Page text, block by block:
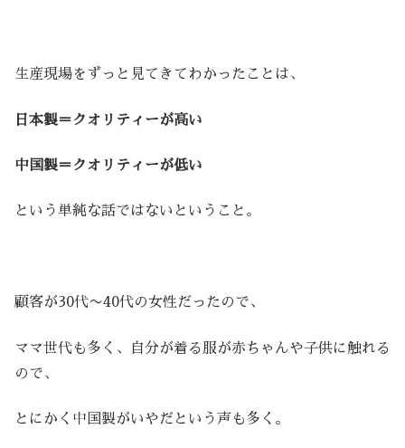
生産現場をずっと見てきてわかったことは、
日本製＝クオリティーが高い
中国製＝クオリティーが低い
という単純な話ではないということ。
顧客が30代〜40代の女性だったので、
ママ世代も多く、自分が着る服が赤ちゃんや子供に触れる
ので、
とにかく中国製がいやだという声も多く。